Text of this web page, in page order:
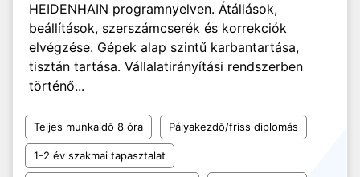
HEIDENHAIN programnyelven. Átállások,
beállítások, szerszámcserék és korrekciók
elvégzése. Gépek alap szintű karbantartása,
tisztán tartása. Vállalatirányítási rendszerben
történő...
Teljes munkaidő 8 óra Pályakezdő/friss diplomás
1-2 év szakmai tapasztalat